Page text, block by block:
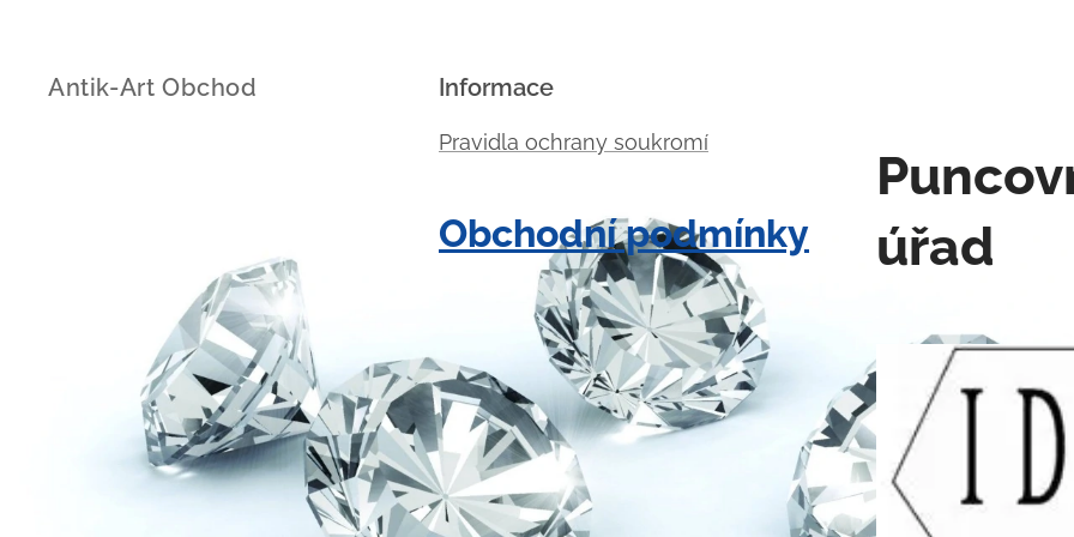
Antik-Art Obchod Informace
Pravidla ochrany soukromí
Obchodní podmínky
úřad